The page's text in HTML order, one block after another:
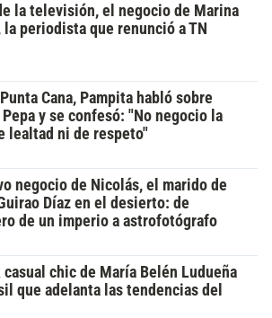
la televisión, el negocio de Marina
la periodista que renunció a TN
Cana, Pampita habló sobre
y se confesó: "No negocio la
lealtad ni de respeto"
negocio de Nicolás, el marido de
Díaz en el desierto: de
de un imperio a astrofotógrafo
casual chic de María Belén Ludueña
que adelanta las tendencias del